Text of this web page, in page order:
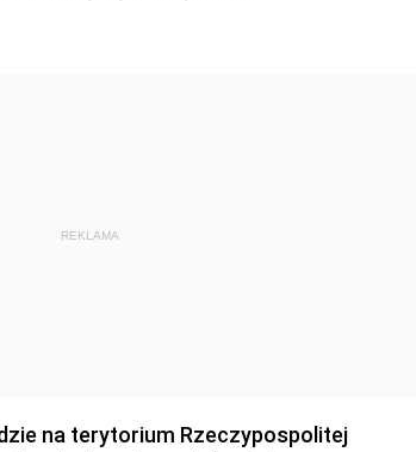
REKLAMA
na terytorium Rzeczypospolitej